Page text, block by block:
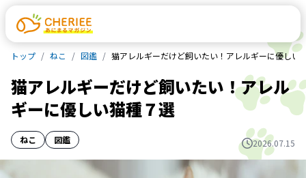
トップ ねこ 図鑑 猫アレルギーだけど飼いたい！アレルギーに優しい
猫アレルギーだけど飼いたい！アレル
ギーに優しい猫種７選
ねこ 図鑑 2026.07.15